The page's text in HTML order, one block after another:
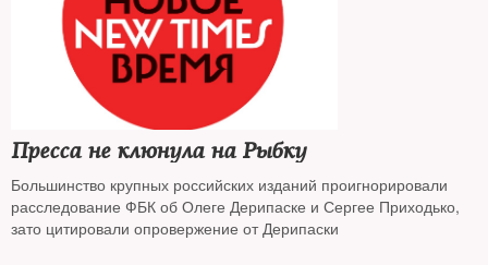
Пресса не клюнула на Рыбку
Большинство крупных российских изданий проигнорировали
расследование ФБК об Олеге Дерипаске и Сергее Приходько,
зато цитировали опровержение от Дерипаски